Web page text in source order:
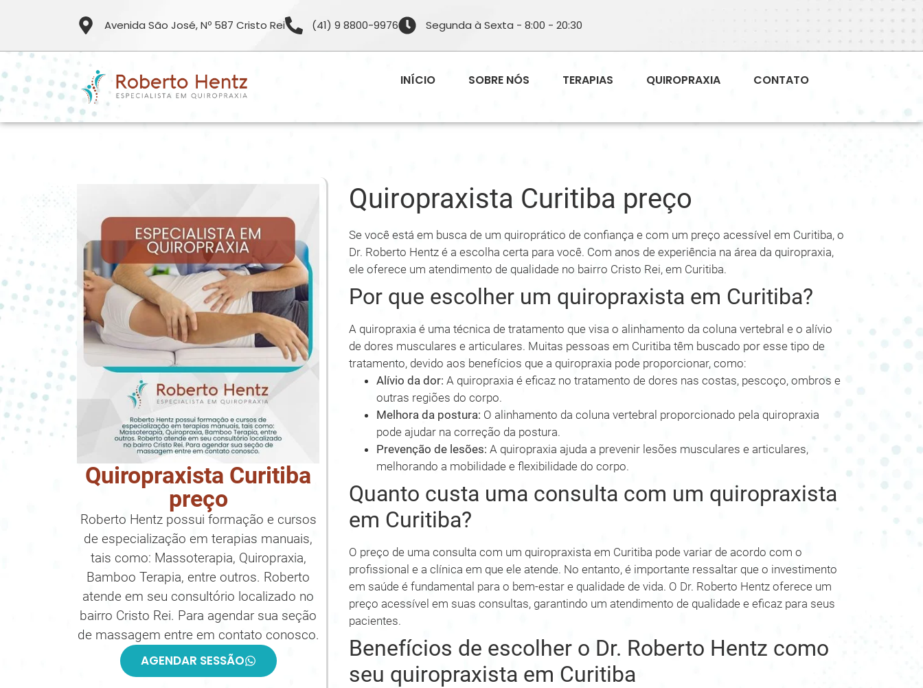
Avenida São José, Nº 587 Cristo Rei (41) 9 8800-9976 Segunda à Sexta - 8:00 - 20:30
INÍCIO SOBRE NÓS TERAPIAS QUIROPRAXIA CONTATO
Quiropraxista Curitiba
preço
Roberto Hentz possui formação e cursos
de especialização em terapias manuais,
tais como: Massoterapia, Quiropraxia,
Bamboo Terapia, entre outros. Roberto
atende em seu consultório localizado no
bairro Cristo Rei. Para agendar sua seção
de massagem entre em contato conosco.
AGENDAR SESSÃO
Quiropraxista Curitiba preço
Se você está em busca de um quiroprático de confiança e com um preço acessível em Curitiba, o
Dr. Roberto Hentz é a escolha certa para você. Com anos de experiência na área da quiropraxia,
ele oferece um atendimento de qualidade no bairro Cristo Rei, em Curitiba.
Por que escolher um quiropraxista em Curitiba?
A quiropraxia é uma técnica de tratamento que visa o alinhamento da coluna vertebral e o alívio
de dores musculares e articulares. Muitas pessoas em Curitiba têm buscado por esse tipo de
tratamento, devido aos benefícios que a quiropraxia pode proporcionar, como:
Alívio da dor: A quiropraxia é eficaz no tratamento de dores nas costas, pescoço, ombros e
outras regiões do corpo.
Melhora da postura: O alinhamento da coluna vertebral proporcionado pela quiropraxia
pode ajudar na correção da postura.
Prevenção de lesões: A quiropraxia ajuda a prevenir lesões musculares e articulares,
melhorando a mobilidade e flexibilidade do corpo.
Quanto custa uma consulta com um quiropraxista
em Curitiba?
O preço de uma consulta com um quiropraxista em Curitiba pode variar de acordo com o
profissional e a clínica em que ele atende. No entanto, é importante ressaltar que o investimento
em saúde é fundamental para o bem-estar e qualidade de vida. O Dr. Roberto Hentz oferece um
preço acessível em suas consultas, garantindo um atendimento de qualidade e eficaz para seus
pacientes.
Benefícios de escolher o Dr. Roberto Hentz como
seu quiropraxista em Curitiba